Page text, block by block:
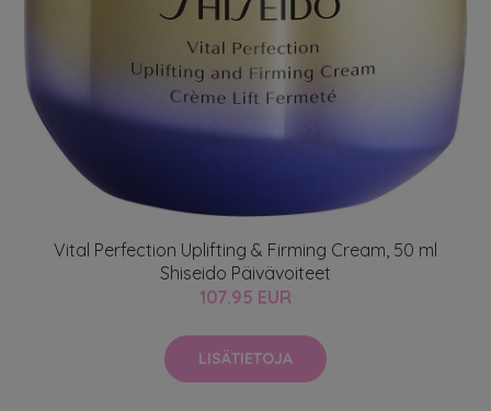
Vital Perfection Uplifting & Firming Cream, 50 ml
Shiseido Päivävoiteet
107.95 EUR
LISÄTIETOJA